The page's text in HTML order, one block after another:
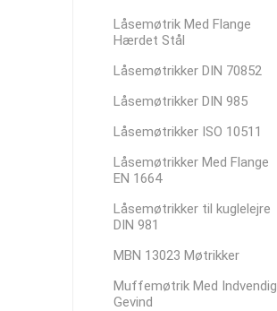
Låsemøtrik Med Flange
Hærdet Stål
Låsemøtrikker DIN 70852
Låsemøtrikker DIN 985
Låsemøtrikker ISO 10511
Låsemøtrikker Med Flange
EN 1664
Låsemøtrikker til kuglelejre
DIN 981
MBN 13023 Møtrikker
Muffemøtrik Med Indvendig
Gevind